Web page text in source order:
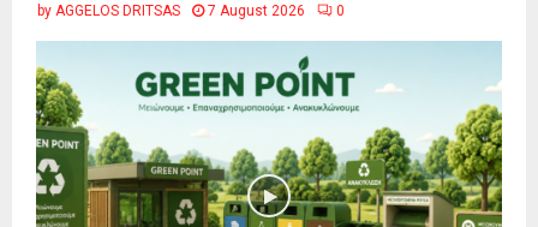
by AGGELOS DRITSAS 7 August 2026 0